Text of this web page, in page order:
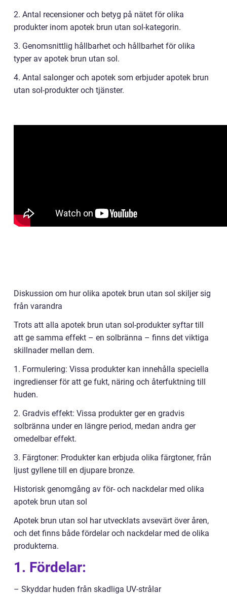
2. Antal recensioner och betyg på nätet för olika
produkter inom apotek brun utan sol-kategorin.
3. Genomsnittlig hållbarhet och hållbarhet för olika
typer av apotek brun utan sol.
4. Antal salonger och apotek som erbjuder apotek brun
utan sol-produkter och tjänster.
Diskussion om hur olika apotek brun utan sol skiljer sig
från varandra
Trots att alla apotek brun utan sol-produkter syftar till
att ge samma effekt – en solbränna – finns det viktiga
skillnader mellan dem.
1. Formulering: Vissa produkter kan innehålla speciella
ingredienser för att ge fukt, näring och återfuktning till
huden.
2. Gradvis effekt: Vissa produkter ger en gradvis
solbränna under en längre period, medan andra ger
omedelbar effekt.
3. Färgtoner: Produkter kan erbjuda olika färgtoner, från
ljust gyllene till en djupare bronze.
Historisk genomgång av för- och nackdelar med olika
apotek brun utan sol
Apotek brun utan sol har utvecklats avsevärt över åren,
och det finns både fördelar och nackdelar med de olika
produkterna.
1. Fördelar:
– Skyddar huden från skadliga UV-strålar